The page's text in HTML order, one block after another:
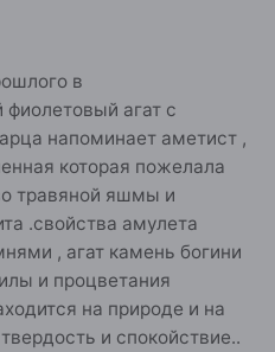
в
агат с
напоминает аметист ,
которая пожелала
травяной яшмы и
.свойства амулета
, агат камень богини
и процветания
на природе и на
и спокойствие..